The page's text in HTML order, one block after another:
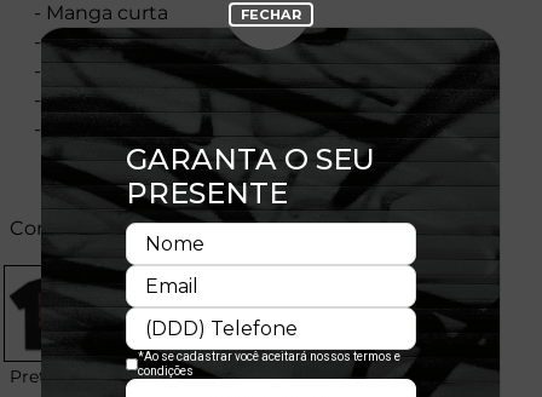
- Manga curta
- Corte Regular
- Gola redonda
- Flag bordada na manga
- Composição: 100% Algodão
Cores:
Preto